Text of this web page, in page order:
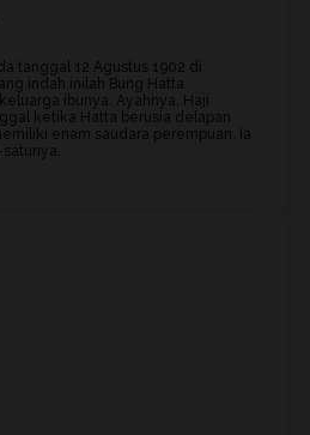
tanggal 12 Agustus 1902 di
indah inilah Bung Hatta
ibunya. Ayahnya, Haji
ketika Hatta berusia delapan
enam saudara perempuan. Ia